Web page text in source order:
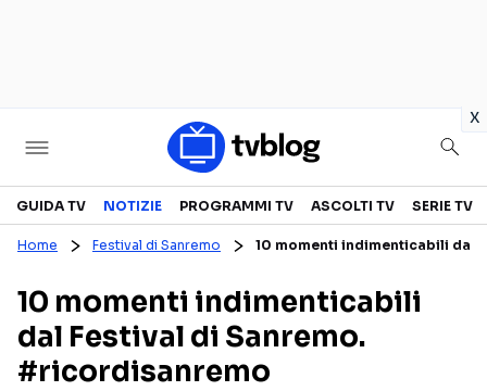
x
Televisione
CANALI TV
PROGRAMMI TV
PERSONAGGI TV
SERIE TV
REALITY SHOW
FICTION
GUIDA TV NOTIZIE PROGRAMMI TV ASCOLTI TV SERIE TV
Home Festival di Sanremo 10 momenti indimenticabili dal
10 momenti indimenticabili
dal Festival di Sanremo.
#ricordisanremo